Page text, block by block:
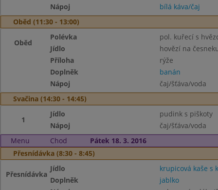
Nápoj
bílá káva/čaj
Oběd (11:30 - 13:00)
Oběd
Polévka
pol. kuřecí s
Jídlo
hovězí na
Příloha
rýže
Doplněk
banán
Nápoj
čaj/šťáva/voda
Svačina (14:30 - 14:45)
1
Jídlo
pudink s piškoty
Nápoj
čaj/šťáva/voda
Menu
Chod
Pátek 18. 3. 2016
Přesnídávka (8:30 - 8:45)
Přesnídávka
Jídlo
krupicová kaše s
Doplněk
jablko